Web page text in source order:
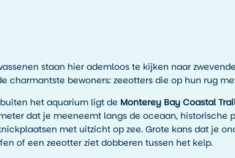
staan hier ademloos te kijken naar
charmantste bewoners: zeeotters die op hun rug
het aquarium ligt de Monterey Bay Coastal
dat je meeneemt langs de oceaan, historische
met uitzicht op zee. Grote kans dat je
of een zeeotter ziet dobberen tussen het kelp.